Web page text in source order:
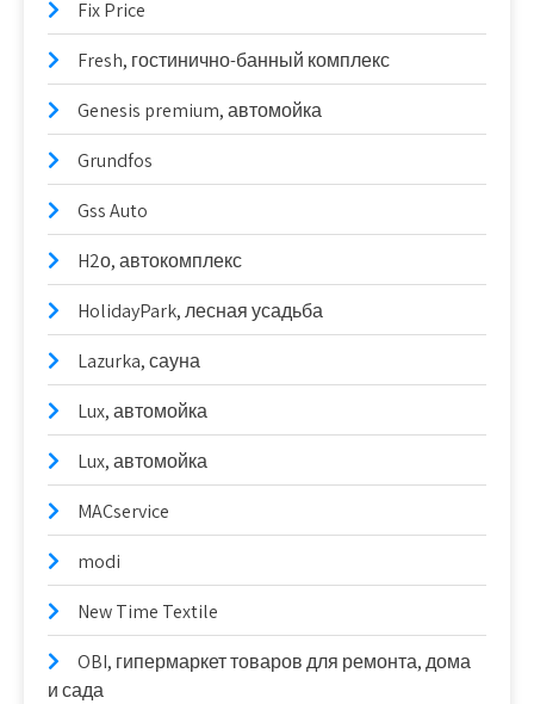
Fix Price
Fresh, гостинично-банный комплекс
Genesis premium, автомойка
Grundfos
Gss Auto
H2о, автокомплекс
HolidayPark, лесная усадьба
Lazurka, сауна
Lux, автомойка
Lux, автомойка
MACservice
modi
New Time Textile
OBI, гипермаркет товаров для ремонта, дома
и сада